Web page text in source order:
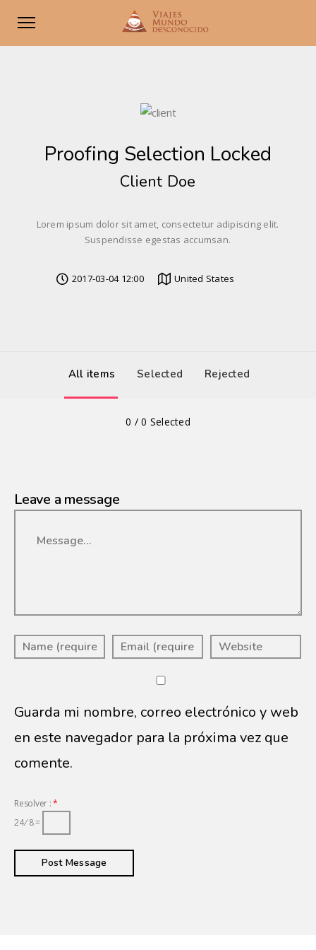
Proofing Selection Locked
Client Doe
Lorem ipsum dolor sit amet, consectetur adipiscing elit.
Suspendisse egestas accumsan.
2017-03-04 12:00 United States
All items Selected Rejected
0 /0 Selected
Leave a message
Guarda mi nombre, correo electrónico y web
en este navegador para la próxima vez que
comente.
Resolver :*
24 ⁄ 8 =